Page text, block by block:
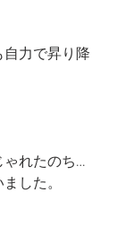
力で昇り降
ゃれたのち…
した。